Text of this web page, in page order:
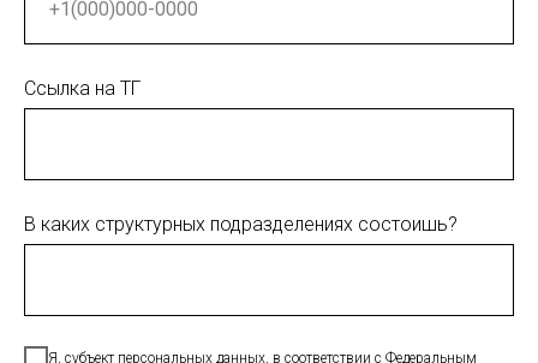
Ссылка на ТГ
В каких структурных подразделениях состоишь?
Я, субъект персональных данных, в соответствии с Федеральным